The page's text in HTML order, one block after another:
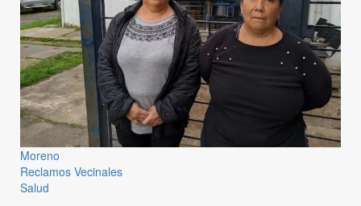
Moreno
Reclamos Vecinales
Salud